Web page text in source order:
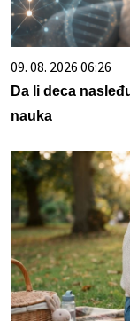
09. 08. 2026 06:26
Da li deca
nauka